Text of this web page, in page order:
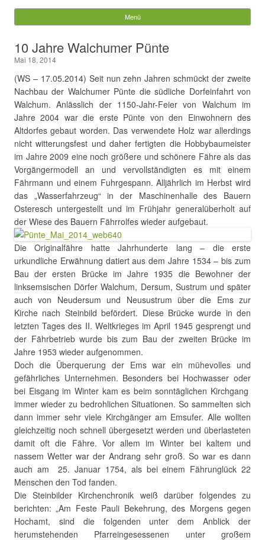
Gemeinde Walchum
nach:
Menü
10 Jahre Walchumer Pünte
Mai 18, 2014
(WS – 17.05.2014) Seit nun zehn Jahren schmückt der zweite
Nachbau der Walchumer Pünte die südliche Dorfeinfahrt von
Walchum. Anlässlich der 1150-Jahr-Feier von Walchum im
Jahre 2004 war die erste Pünte von den Einwohnern des
Altdorfes gebaut worden. Das verwendete Holz war allerdings
nicht witterungsfest und daher fertigten die Hobbybaumeister
im Jahre 2009 eine noch größere und schönere Fähre als das
Vorgängermodell an und vervollständigten es mit einem
Fährmann und einem Fuhrgespann. Alljährlich im Herbst wird
das „Wasserfahrzeug“ in der Maschinenhalle des Bauern
Osteresch untergestellt und im Frühjahr generalüberholt auf
der Wiese des Bauern Fährrolfes wieder aufgebaut.
Die Originalfähre hatte Jahrhunderte lang – die erste
urkundliche Erwähnung datiert aus dem Jahre 1534 – bis zum
Bau der ersten Brücke im Jahre 1935 die Bewohner der
linksemsischen Dörfer Walchum, Dersum, Sustrum und später
auch von Neudersum und Neusustrum über die Ems zur
Kirche nach Steinbild befördert. Diese Brücke wurde in den
letzten Tages des II. Weltkrieges im April 1945 gesprengt und
der Fährbetrieb wurde bis zum Bau der zweiten Brücke im
Jahre 1953 wieder aufgenommen.
Doch die Überquerung der Ems war ein mühevolles und
gefährliches Unternehmen. Besonders bei Hochwasser oder
bei Eisgang im Winter kam es beim sonntäglichen Kirchgang
immer wieder zu bedrohlichen Situationen. So sammelten sich
dann immer sehr viele Kirchgänger am Emsufer. Alle wollten
gleichzeitig noch schnell übergesetzt werden und überlasteten
damit oft die Fähre. Vor allem im Winter bei kaltem und
nassem Wetter war der Andrang sehr groß. So war es dann
auch am 25. Januar 1754, als bei einem Fährunglück 22
Menschen den Tod fanden.
Die Steinbilder Kirchenchronik weiß darüber folgendes zu
berichten: „Am Feste Pauli Bekehrung, des Morgens gegen
Hochamt, sind die folgenden unter dem Anblick der
herumstehenden Pfarreingesessenen unter großem